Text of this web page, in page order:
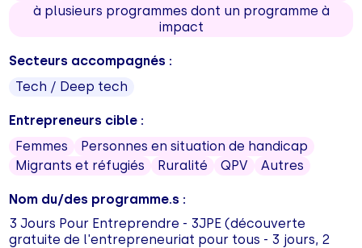
à plusieurs programmes dont un programme à
impact
Secteurs accompagnés :
Tech / Deep tech
Entrepreneurs cible :
Femmes
Personnes en situation de handicap
Migrants et réfugiés
Ruralité QPV Autres
Nom du/des programme.s :
3 Jours Pour Entreprendre - 3JPE (découverte
gratuite de l'entrepreneuriat pour tous - 3 jours, 2